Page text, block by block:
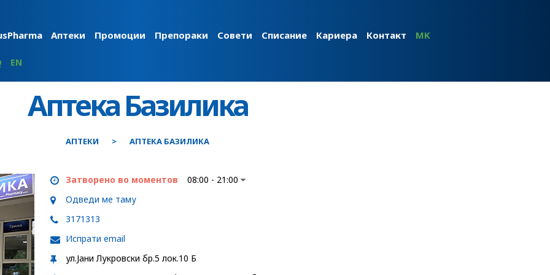
Аптеки Промоции Препораки Совети Списание Кариера Контакт MK
EN
Аптека Базилика
АПТЕКИ АПТЕКА БАЗИЛИКА
Затворено во моментов
08:00 - 21:00
Одведи ме таму
3171313
Испрати email
ул.Јани Лукровски бр.5 лок.10 Б